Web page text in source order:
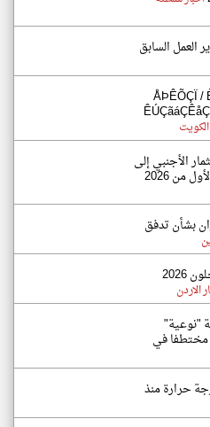
السابق
ÅÞÊÕÇÏ /
الأجنبي إلى
بشأن تدفق
مهرجان صيف تلفريك عجلون 2026
الاردن
"نوعية"
مختطفا في
حرارة منذ